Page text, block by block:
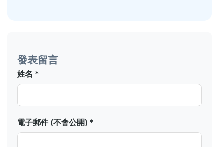
發表留言
姓名 *
電子郵件 (不會公開) *